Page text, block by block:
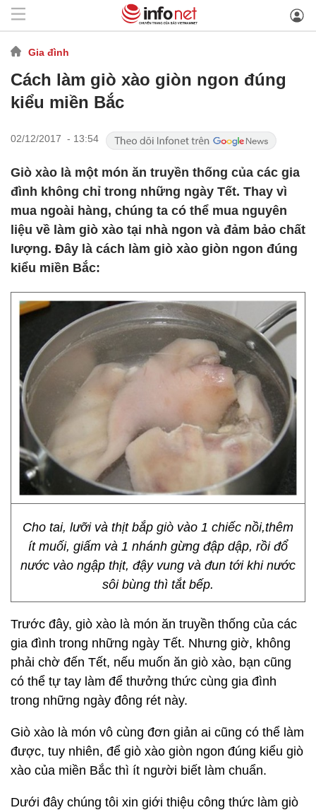
Gia đình
Cách làm giò xào giòn ngon đúng
kiểu miền Bắc
02/12/2017 - 13:54
Giò xào là một món ăn truyền thống của các gia
đình không chỉ trong những ngày Tết. Thay vì
mua ngoài hàng, chúng ta có thể mua nguyên
liệu về làm giò xào tại nhà ngon và đảm bảo chất
lượng. Đây là cách làm giò xào giòn ngon đúng
kiểu miền Bắc:
Cho tai, lưỡi và thịt bắp giò vào 1 chiếc nồi,thêm
ít muối, giấm và 1 nhánh gừng đập dập, rồi đổ
nước vào ngập thịt, đậy vung và đun tới khi nước
sôi bùng thì tắt bếp.
Trước đây, giò xào là món ăn truyền thống của các
gia đình trong những ngày Tết. Nhưng giờ, không
phải chờ đến Tết, nếu muốn ăn giò xào, bạn cũng
có thể tự tay làm để thưởng thức cùng gia đình
trong những ngày đông rét này.
Giò xào là món vô cùng đơn giản ai cũng có thể làm
được, tuy nhiên, để giò xào giòn ngon đúng kiểu giò
xào của miền Bắc thì ít người biết làm chuẩn.
Dưới đây chúng tôi xin giới thiệu công thức làm giò